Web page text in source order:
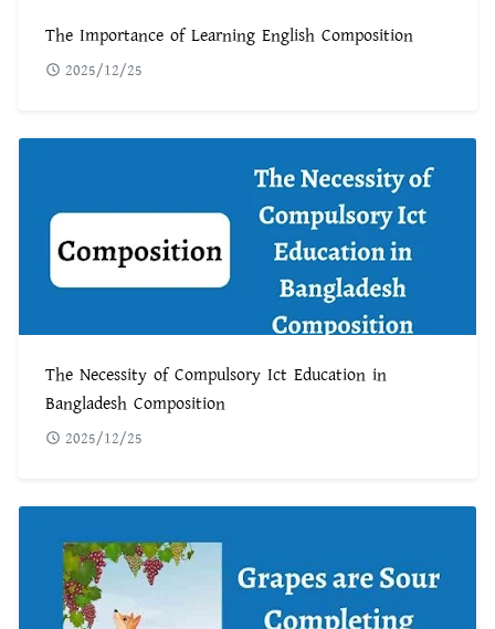
The Importance of Learning English Composition
2025/12/25
The Necessity of Compulsory Ict Education in
Bangladesh Composition
2025/12/25